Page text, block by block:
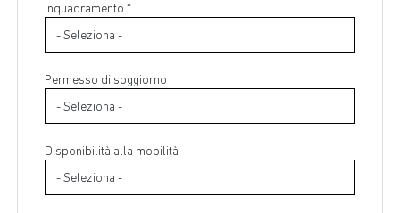
Inquadramento *
Permesso di soggiorno
Disponibilità alla mobilità